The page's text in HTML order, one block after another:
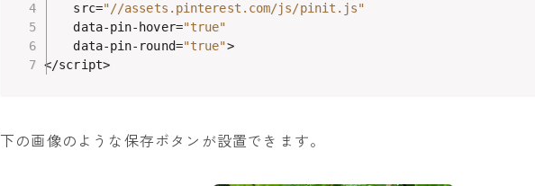
    src=
"//assets.pinterest.com/js/pinit.js"
    data-pin-hover=
"true"
    data-pin-round=
"true">
</script>
下の画像のような保存ボタンが設置できます。